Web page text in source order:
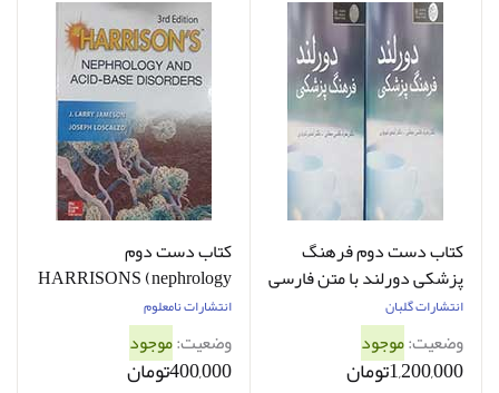
کتاب دست دوم فرهنگ
پزشکی دورلند با متن فارسی
از بهرام قاضی جهانی دوره دو
جلدی - در حد نو
انتشارات گلبان
وضعیت:موجود
1,200,000تومان
کتاب دست دوم
HARRISONS (nephrology
and acid-base disorders)
کاملا نو
انتشارات نامعلوم
وضعیت:موجود
400,000تومان